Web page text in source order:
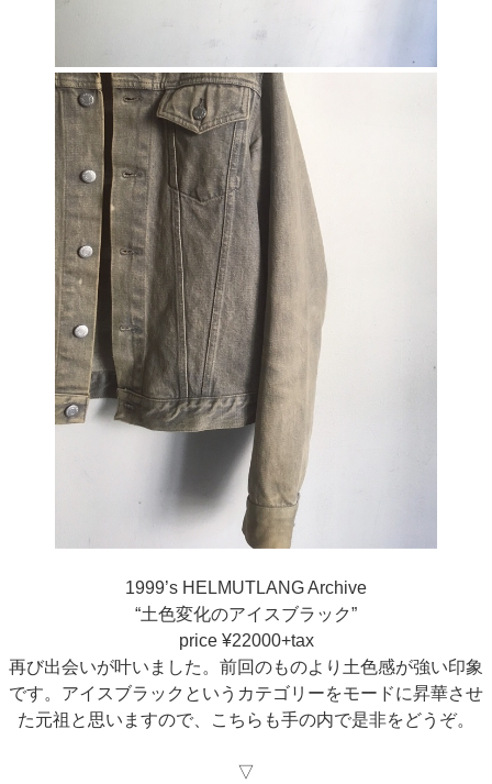
1999’s HELMUTLANG Archive
“土色変化のアイスブラック”
price ¥22000+tax
再び出会いが叶いました。前回のものより土色感が強い印象
です。アイスブラックというカテゴリーをモードに昇華させ
た元祖と思いますので、こちらも手の内で是非をどうぞ。
▽